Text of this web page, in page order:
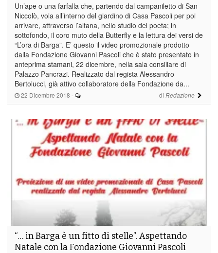
22 Dicembre 2018 - di Redazione
Un’ape o una farfalla che, partendo dal campaniletto di San
Niccolò, vola all’interno del giardino di Casa Pascoli per poi
arrivare, attraverso l’altana, nello studio del poeta; in
sottofondo, il coro muto della Butterfly e la lettura dei versi de
“L’ora di Barga”. E’ questo il video promozionale prodotto
dalla Fondazione Giovanni Pascoli che è stato presentato in
anteprima stamani, 22 dicembre, nella sala consiliare di
Palazzo Pancrazi. Realizzato dal regista Alessandro
Bertolucci, già attivo collaboratore della Fondazione da...
“… in Barga è un fitto di stelle”. Aspettando
Natale con la Fondazione Giovanni Pascoli